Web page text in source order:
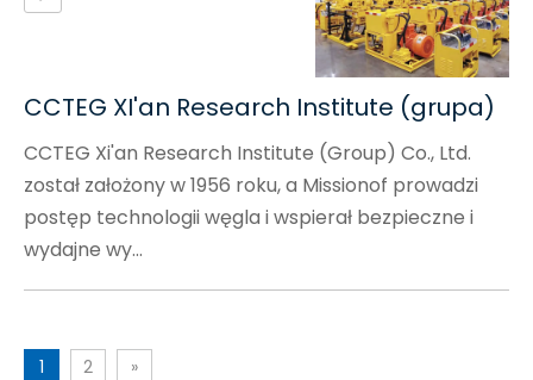
CCTEG XI'an Research Institute (grupa)
CCTEG Xi'an Research Institute (Group) Co., Ltd.
został założony w 1956 roku, a Missionof prowadzi
postęp technologii węgla i wspierał bezpieczne i
wydajne wy...
1 2 »